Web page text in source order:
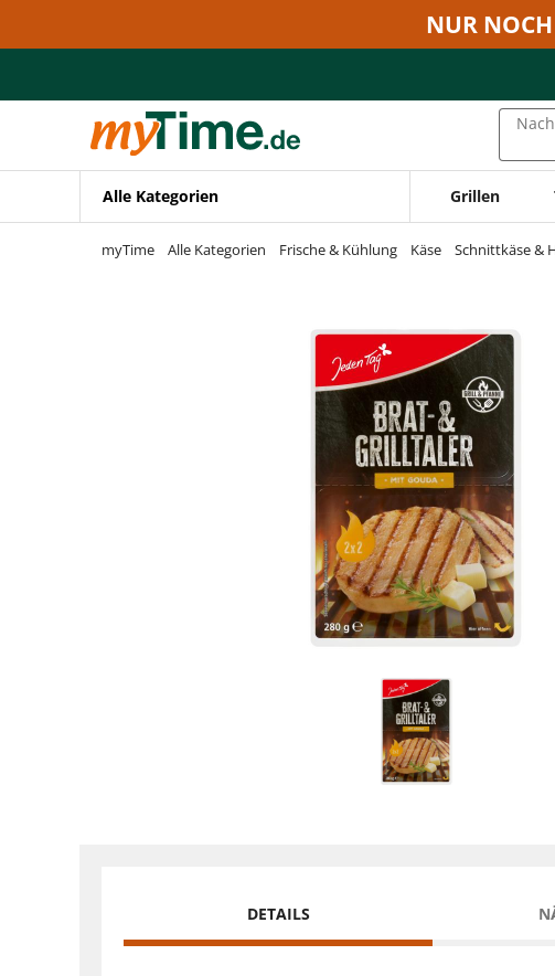
Zur Navigation springen
NUR NOCH
Alle Kategorien Grillen
myTime Alle Kategorien Frische & Kühlung Käse Schnittkäse &
DETAILS